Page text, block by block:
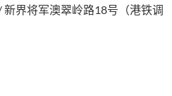
界将军澳翠岭路18号（港铁调